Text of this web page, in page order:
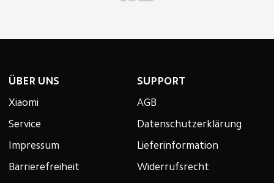
ÜBER UNS
Xiaomi
Service
Impressum
Barrierefreiheit
SUPPORT
AGB
Datenschutzerklärung
Lieferinformation
Widerrufsrecht